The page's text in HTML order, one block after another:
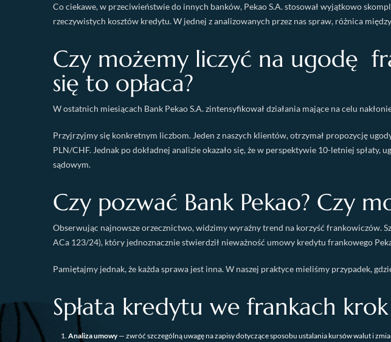
Co ciekawe, w przeciwieństwie do innych banków, Pekao S.A. stosował wyjątkowo
rzeczywistych kosztów kredytu. W jednej z analizowanych przez nas spraw, różnica
Czy możemy liczyć na ugodę
się to opłaca?
W ostatnich miesiącach Bank Pekao S.A. zintensyfikował działania mające na celu
Przyjrzyjmy się konkretnym liczbom. Jeden z naszych klientów, otrzymał propozycję
PLN/CHF. Jednak po dokładnej analizie okazało się, że w perspektywie 10-letniej
sądowym.
Czy pozwać Bank Pekao? Czy
Obserwując najnowsze orzecznictwo, widzimy wyraźny trend na korzyść frankowiczów.
ACa 123/24), który jednoznacznie stwierdził nieważność umowy kredytu frankowego
Pamiętajmy jednak, że każda sprawa jest inna. W naszej praktyce mieliśmy przypadek,
Spłata kredytu we frankach
Analiza umowy— zwróć szczególną uwagę na zapisy dotyczące sposobu ustalania kursów walut i